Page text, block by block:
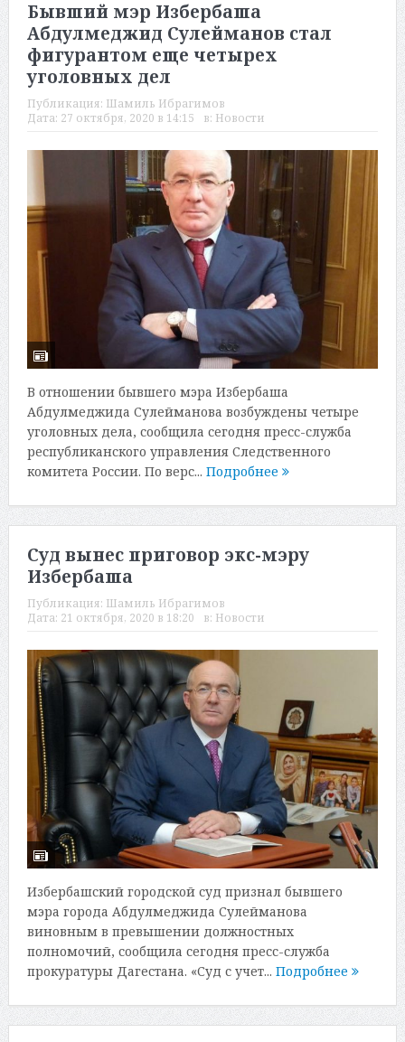
Бывший мэр Избербаша
Абдулмеджид Сулейманов стал
фигурантом еще четырех
уголовных дел
Публикация: Шамиль Ибрагимов
Дата: 27 октября, 2020 в 14:15 в: Новости
В отношении бывшего мэра Избербаша
Абдулмеджида Сулейманова возбуждены четыре
уголовных дела, сообщила сегодня пресс-служба
республиканского управления Следственного
комитета России. По верс... Подробнее
Суд вынес приговор экс-мэру
Избербаша
Публикация: Шамиль Ибрагимов
Дата: 21 октября, 2020 в 18:20 в: Новости
Избербашский городской суд признал бывшего
мэра города Абдулмеджида Сулейманова
виновным в превышении должностных
полномочий, сообщила сегодня пресс-служба
прокуратуры Дагестана. «Суд с учет... Подробнее